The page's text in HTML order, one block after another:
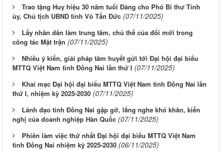
Trao tặng Huy hiệu 30 năm tuổi Đảng cho Phó Bí thư Tỉnh
ủy, Chủ tịch UBND tỉnh Võ Tấn Đức (07/11/2025)
Lấy nhân dân làm trung tâm, chủ thể của đổi mới trong
công tác Mặt trận (07/11/2025)
Nhiều ý kiến, giải pháp tâm huyết gửi tới Đại hội đại biểu
MTTQ Việt Nam tỉnh Đồng Nai lần thứ I (07/11/2025)
Khai mạc Đại hội đại biểu MTTQ Việt Nam tỉnh Đồng Nai lần
thứ I, nhiệm kỳ 2025-2030 (07/11/2025)
Lãnh đạo tỉnh Đồng Nai gặp gỡ, lắng nghe khó khăn, kiến
nghị của doanh nghiệp Hàn Quốc (07/11/2025)
Phiên làm việc thứ nhất Đại hội đại biểu MTTQ Việt Nam
tỉnh Đồng Nai nhiệm kỳ 2025-2030 (06/11/2025)